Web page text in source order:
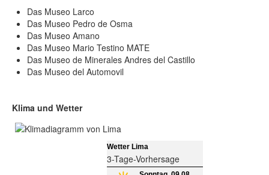
Das Museo Larco
Das Museo Pedro de Osma
Das Museo Amano
Das Museo Mario Testino MATE
Das Museo de Minerales Andres del Castillo
Das Museo del Automovil
Klima und Wetter
Wetter Lima
3-Tage-Vorhersage